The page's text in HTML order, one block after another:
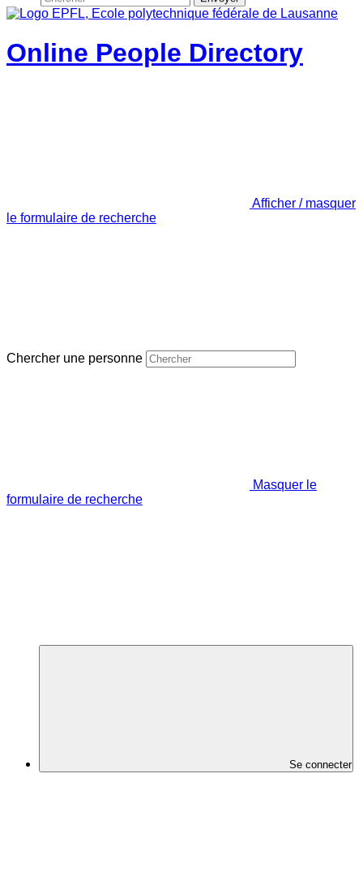
Online People Directory
Afficher / masquer
le formulaire de recherche
Chercher une personne
Masquer le
formulaire de recherche
Se connecter